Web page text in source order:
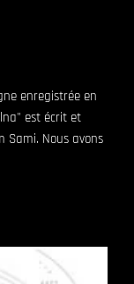
enregistrée en
est écrit et
Sami. Nous avons